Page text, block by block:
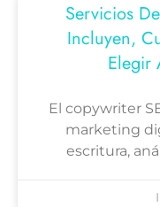
Servicios
Incluyen,
Elegir
El copywriter
marketing
escritura,